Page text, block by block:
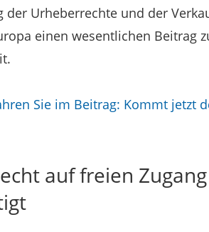
der Urheberrechte und der
einen wesentlichen Beitrag
Sie im Beitrag: Kommt jetzt
auf freien